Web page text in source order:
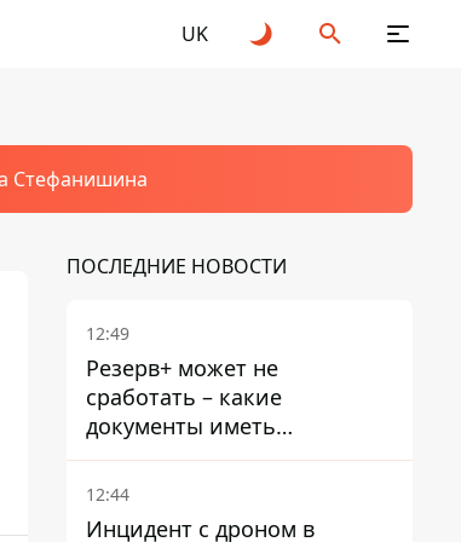
UK
Стефанишина
ПОСЛЕДНИЕ НОВОСТИ
12:49
Резерв+ может не
сработать – какие
документы иметь
мужчинам, чтобы не
попасть в ТЦК
12:44
Инцидент с дроном в